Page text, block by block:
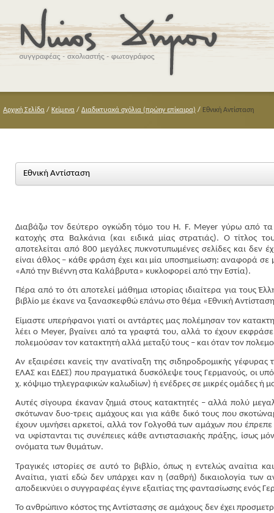
Αρχική Σελίδα / Κείμενα / Διαδικτυακά σχόλια (πρώην επίκαιρα) / Εθνική Αντίσταση
Εθνική Αντίσταση
Διαβάζω τον δεύτερο ογκώδη τόμο του H. F. Meyer γύρω από
κατοχής στα Βαλκάνια (και ειδικά μίας στρατιάς). Ο τίτλος
αποτελείται από 800 μεγάλες πυκνοτυπωμένες σελίδες και δεν
είναι άθλος – κάθε φράση έχει και μία υποσημείωση: αναφορά
«Από την Βιέννη στα Καλάβρυτα» κυκλοφορεί από την Εστία).
Πέρα από το ότι αποτελεί μάθημα ιστορίας ιδιαίτερα για τους
βιβλίο με έκανε να ξανασκεφθώ επάνω στο θέμα «Εθνική
Είμαστε υπερήφανοι γιατί οι αντάρτες μας πολέμησαν τον
λέει ο Meyer, βγαίνει από τα γραφτά του, αλλά το έχουν
πολεμούσαν τον κατακτητή αλλά μεταξύ τους – και όταν τον
Αν εξαιρέσει κανείς την ανατίναξη της σιδηροδρομικής
ΕΛΑΣ και ΕΔΕΣ) που πραγματικά δυσκόλεψε τους Γερμανούς, οι
χ. κόψιμο τηλεγραφικών καλωδίων) ή ενέδρες σε μικρές ομάδες ή
Αυτές σίγουρα έκαναν ζημιά στους κατακτητές – αλλά πολύ
σκότωναν δυο-τρεις αμάχους και για κάθε δικό τους που
έχουν υμνήσει αρκετοί, αλλά τον Γολγοθά των αμάχων που
να υφίστανται τις συνέπειες κάθε αντιστασιακής πράξης, ίσως
ονόματα των θυμάτων.
Τραγικές ιστορίες σε αυτό το βιβλίο, όπως η εντελώς
Αναίτια, γιατί εδώ δεν υπάρχει καν η (σαθρή) δικαιολογία
αποδεικνύει ο συγγραφέας έγινε εξαιτίας της φαντασίωσης ενός
Το ανθρώπινο κόστος της Αντίστασης σε αμάχους δεν έχει